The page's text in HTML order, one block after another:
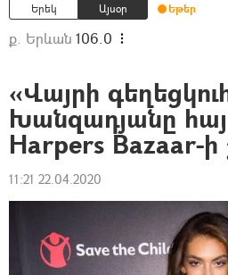
Երեկ Այսօր Եթեր
ք. Երևան 106.0
«Վայրի
Խանզադյանը
Harpers Bazaar-
11:21 22.04.2020